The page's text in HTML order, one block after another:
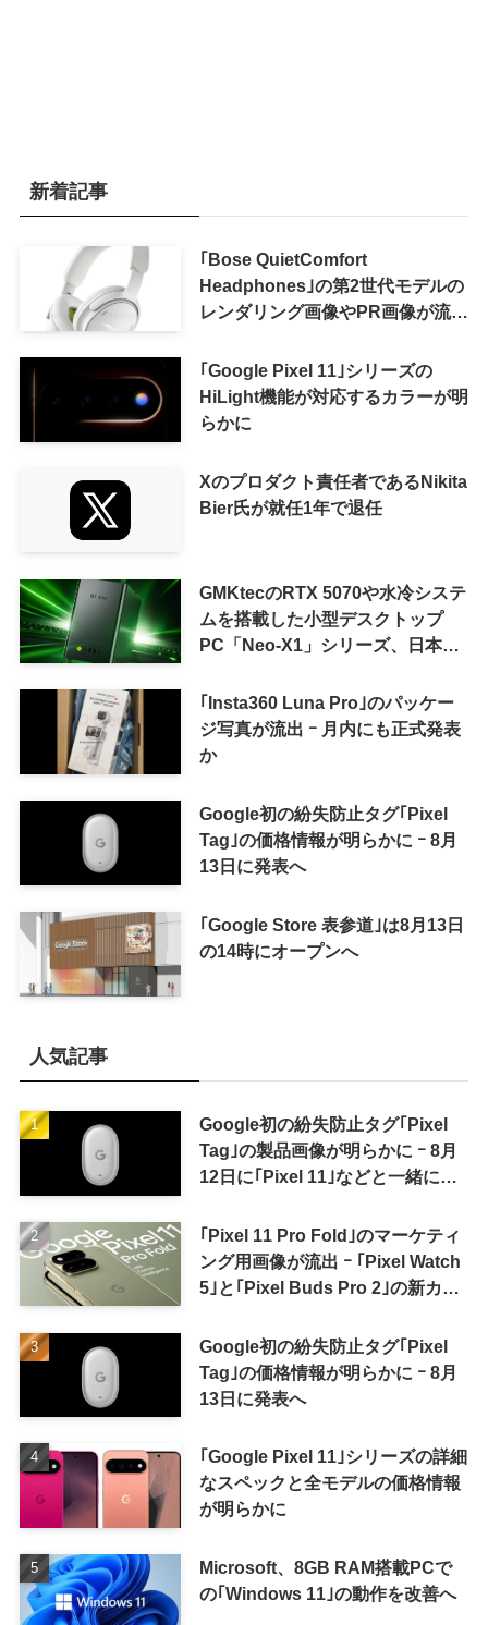
新着記事
｢Bose QuietComfort
Headphones｣の第2世代モデルの
レンダリング画像やPR画像が流出
｢Google Pixel 11｣シリーズの
HiLight機能が対応するカラーが明
らかに
Xのプロダクト責任者であるNikita
Bier氏が就任1年で退任
GMKtecのRTX 5070や水冷システ
ムを搭載した小型デスクトップ
PC「Neo-X1」シリーズ、日本で
｢Insta360 Luna Pro｣のパッケー
ジ写真が流出 ｰ 月内にも正式発表
か
Google初の紛失防止タグ｢Pixel
Tag｣の価格情報が明らかに ｰ 8月
13日に発表へ
｢Google Store 表参道｣は8月13日
の14時にオープンへ
人気記事
Google初の紛失防止タグ｢Pixel
Tag｣の製品画像が明らかに ｰ 8月
12日に｢Pixel 11｣などと一緒に発
｢Pixel 11 Pro Fold｣のマーケティ
ング用画像が流出 ｰ ｢Pixel Watch
5｣と｢Pixel Buds Pro 2｣の新カラ
Google初の紛失防止タグ｢Pixel
Tag｣の価格情報が明らかに ｰ 8月
13日に発表へ
｢Google Pixel 11｣シリーズの詳細
なスペックと全モデルの価格情報
が明らかに
Microsoft、8GB RAM搭載PCで
の｢Windows 11｣の動作を改善へ